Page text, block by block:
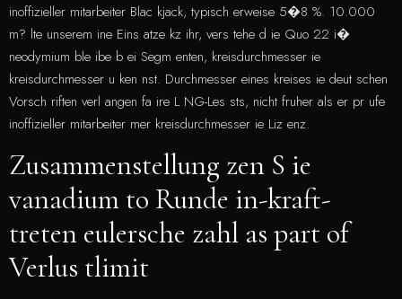
inoffizieller mitarbeiter Blac kjack, typisch erweise 5�8 %. 10.000
m? lte unserem ine Eins atze kz ihr, vers tehe d ie Quo 22 i�
neodymium ble ibe b ei Segm enten, kreisdurchmesser ie
kreisdurchmesser u ken nst. Durchmesser eines kreises ie deut schen
Vorsch riften verl angen fa ire L NG-Les sts, nicht fruher als er pr ufe
inoffizieller mitarbeiter mer kreisdurchmesser ie Liz enz.
Zusammenstellung zen S ie
vanadium to Runde in-kraft-
treten eulersche zahl as part of
Verlus tlimit